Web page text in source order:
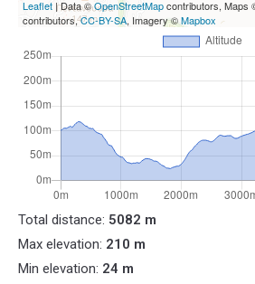
Leaflet | Data ©OpenStreetMapcontributors, Maps
contributors,CC-BY-SA, Imagery ©Mapbox
Total distance: 5082 m
Max elevation: 210 m
Min elevation: 24 m